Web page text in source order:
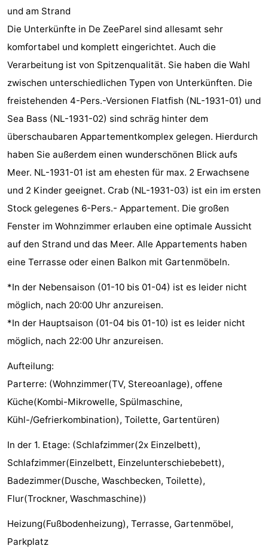
van
Egmont
Huize
Glory
Zeeparel
Campingplätze
Ferienhäuser
-
Buiten
Bergen
-
De
Woudhoeve
-
Duinpark
Egmond
-
Kustpark
Egmond
aan
Zee
Hotels
Zimmer
(mit
Frühstück)
Lastminutes
Strand
&
tun
-
Museen
-
Aussichtspunkte
Attraktionen
-
Minigolfplätze
Dörfer
-
und am Strand
Die Unterkünfte in De ZeeParel sind allesamt sehr
komfortabel und komplett eingerichtet. Auch die
Verarbeitung ist von Spitzenqualität. Sie haben die Wahl
zwischen unterschiedlichen Typen von Unterkünften. Die
freistehenden 4-Pers.-Versionen Flatfish (NL-1931-01) und
Sea Bass (NL-1931-02) sind schräg hinter dem
überschaubaren Appartementkomplex gelegen. Hierdurch
haben Sie außerdem einen wunderschönen Blick aufs
Meer. NL-1931-01 ist am ehesten für max. 2 Erwachsene
und 2 Kinder geeignet. Crab (NL-1931-03) ist ein im ersten
Stock gelegenes 6-Pers.- Appartement. Die großen
Fenster im Wohnzimmer erlauben eine optimale Aussicht
auf den Strand und das Meer. Alle Appartements haben
eine Terrasse oder einen Balkon mit Gartenmöbeln.
*In der Nebensaison (01-10 bis 01-04) ist es leider nicht
möglich, nach 20:00 Uhr anzureisen.
*In der Hauptsaison (01-04 bis 01-10) ist es leider nicht
möglich, nach 22:00 Uhr anzureisen.
Aufteilung:
Parterre: (Wohnzimmer(TV, Stereoanlage), offene
Küche(Kombi-Mikrowelle, Spülmaschine,
Kühl-/Gefrierkombination), Toilette, Gartentüren)
In der 1. Etage: (Schlafzimmer(2x Einzelbett),
Schlafzimmer(Einzelbett, Einzelunterschiebebett),
Badezimmer(Dusche, Waschbecken, Toilette),
Flur(Trockner, Waschmaschine))
Heizung(Fußbodenheizung), Terrasse, Gartenmöbel,
Parkplatz